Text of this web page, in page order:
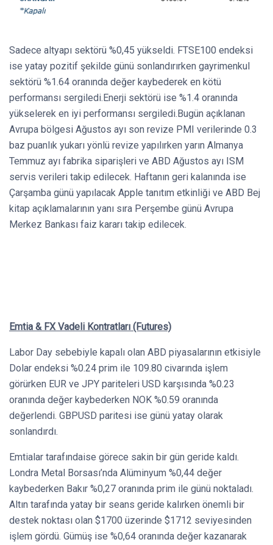
Sadece altyapı sektörü %0,45 yükseldi. FTSE100 endeksi
ise yatay pozitif şekilde günü sonlandırırken gayrimenkul
sektörü %1.64 oranında değer kaybederek en kötü
performansı sergiledi.Enerji sektörü ise %1.4 oranında
yükselerek en iyi performansı sergiledi.Bugün açıklanan
Avrupa bölgesi Ağustos ayı son revize PMI verilerinde 0.3
baz puanlık yukarı yönlü revize yapılırken yarın Almanya
Temmuz ayı fabrika siparişleri ve ABD Ağustos ayı ISM
servis verileri takip edilecek. Haftanın geri kalanında ise
Çarşamba günü yapılacak Apple tanıtım etkinliği ve ABD Bej
kitap açıklamalarının yanı sıra Perşembe günü Avrupa
Merkez Bankası faiz kararı takip edilecek.
Emtia & FX Vadeli Kontratları (Futures)
Labor Day sebebiyle kapalı olan ABD piyasalarının etkisiyle
Dolar endeksi %0.24 prim ile 109.80 civarında işlem
görürken EUR ve JPY pariteleri USD karşısında %0.23
oranında değer kaybederken NOK %0.59 oranında
değerlendi. GBPUSD paritesi ise günü yatay olarak
sonlandırdı.
Emtialar tarafındaise görece sakin bir gün geride kaldı.
Londra Metal Borsası’nda Alüminyum %0,44 değer
kaybederken Bakır %0,27 oranında prim ile günü noktaladı.
Altın tarafında yatay bir seans geride kalırken önemli bir
destek noktası olan $1700 üzerinde $1712 seviyesinden
işlem gördü. Gümüş ise %0,64 oranında değer kazanarak